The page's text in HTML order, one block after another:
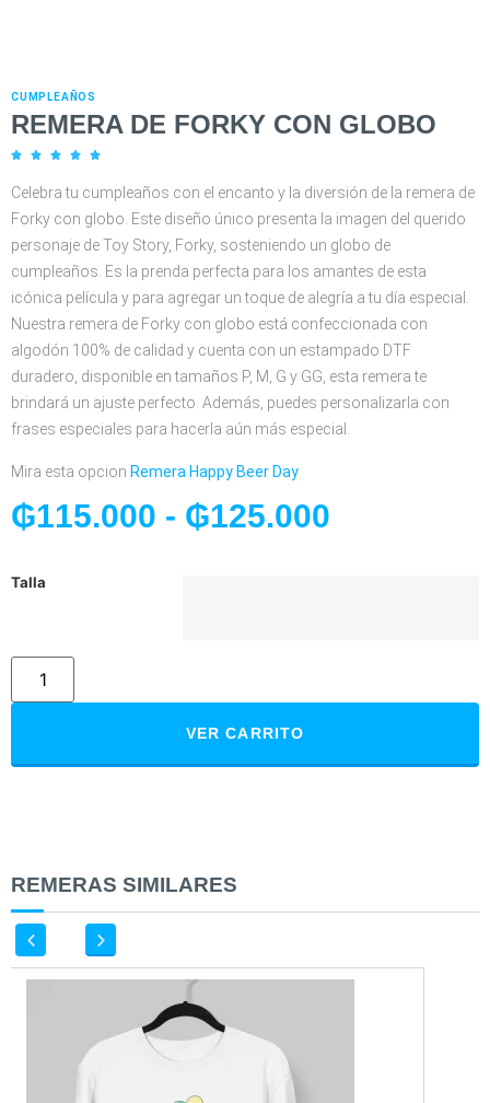
CUMPLEAÑOS
REMERA DE FORKY CON GLOBO
    
Celebra tu cumpleaños con el encanto y la diversión de la remera de
Forky con globo. Este diseño único presenta la imagen del querido
personaje de Toy Story, Forky, sosteniendo un globo de
cumpleaños. Es la prenda perfecta para los amantes de esta
icónica película y para agregar un toque de alegría a tu día especial.
Nuestra remera de Forky con globo está confeccionada con
algodón 100% de calidad y cuenta con un estampado DTF
duradero, disponible en tamaños P, M, G y GG, esta remera te
brindará un ajuste perfecto. Además, puedes personalizarla con
frases especiales para hacerla aún más especial.
Mira esta opcion Remera Happy Beer Day
₲115.000 - ₲125.000
Talla
VER CARRITO
REMERAS SIMILARES